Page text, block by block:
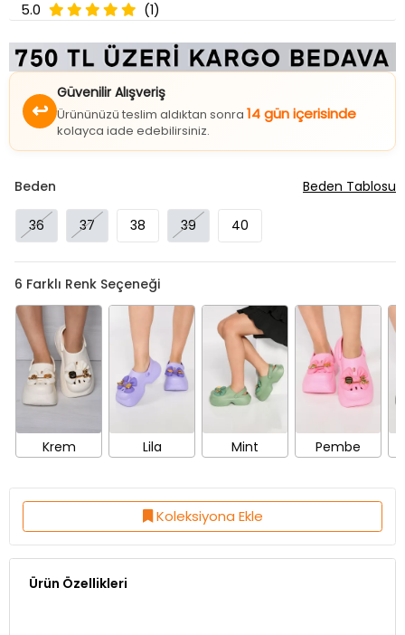
5.0 (1)
↩
Güvenilir Alışveriş
Ürününüzü teslim aldıktan sonra 14 gün içerisinde
kolayca iade edebilirsiniz.
Beden
36 37 38 39 40
Beden Tablosu
6 Farklı Renk Seçeneği
Krem Lila Mint Pembe
Koleksiyona Ekle
Ürün Özellikleri